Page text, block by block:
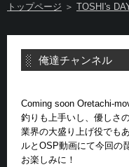
トップページ ＞ TOSHI's
俺達チャンネル
Coming soon Oretachi-
釣りも上手いし、優しさ
業界の大盛り上げ役でも
ルとOSP動画にて今回の
お楽しみに！